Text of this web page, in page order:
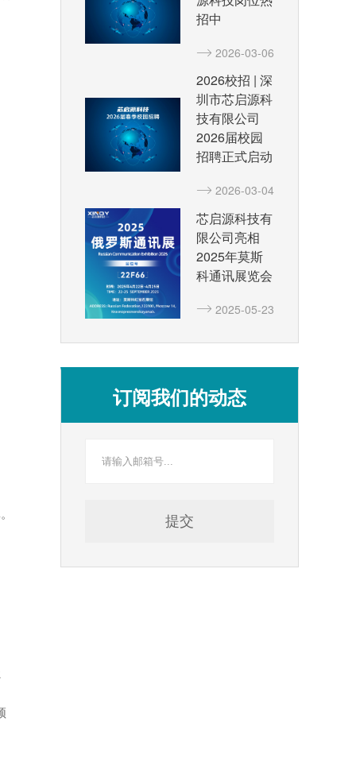
招中
2026-03-06
2026校招 | 深
圳市芯启源科
技有限公司
2026届校园
招聘正式启动
2026-03-04
芯启源科技有
限公司亮相
2025年莫斯
科通讯展览会
2025-05-23
订阅我们的动态
提交